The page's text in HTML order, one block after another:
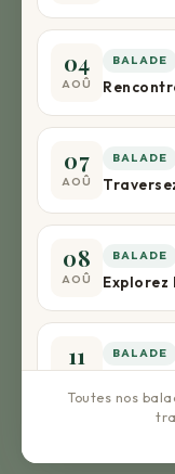
04
AOÛ
BALADE
07
AOÛ
BALADE
08
AOÛ
BALADE
Explorez
11 BALADE
Toutes nos